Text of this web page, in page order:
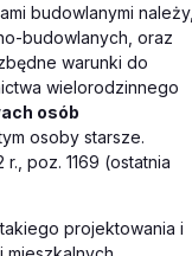
budowlanymi należy,
budowlanych, oraz
warunki do
wielorodzinnego
osób
osoby starsze.
poz. 1169 (ostatnia
projektowania i